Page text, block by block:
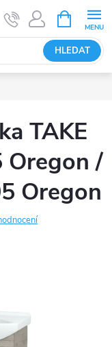
HLEDAT
NÁKUPNÍ
KOŠÍK
TAKE
Oregon /
Oregon